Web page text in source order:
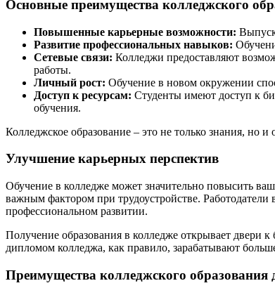
Основные преимущества колледжского
Повышенные карьерные возможности:
Развитие профессиональных навыков:
Сетевые связи: Колледжи предоставляют
работы.
Личный рост: Обучение в новом окружении
Доступ к ресурсам: Студенты имеют доступ к
обучения.
Колледжское образование – это не только знания, но
Улучшение карьерных перспектив
Обучение в колледже может значительно повысить
важным фактором при трудоустройстве. Работодатели
профессиональном развитии.
Получение образования в колледже открывает двери
дипломом колледжа, как правило, зарабатывают
Преимущества колледжского образования